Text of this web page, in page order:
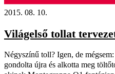
2015. 08. 10.
Világelső tollat
Négyszínű toll? Igen, de
gondolta újra és alkotta meg